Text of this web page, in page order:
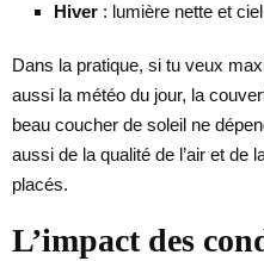
Hiver : lumière nette et
Dans la pratique, si tu veux
aussi la météo du jour, la
beau coucher de soleil ne
aussi de la qualité de l’air et de
placés.
L’impact des